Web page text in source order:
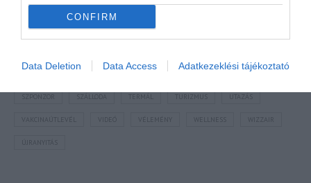
CONFIRM
Data Deletion Data Access Adatkezeklési tájékoztató
HÍREK KARANTÉN KORONAVÍRUS KÍNA LÉGIKÖZLEKEDÉS
MAGYARORSZÁG MAGYARUL MISKOLC
RYANAIR SZAKMAI CIKKEK
SZPONZOR SZÁLLODA TERMÁL TURIZMUS UTAZÁS
VAKCINAÚTLEVÉL WIZZAIR
ÚJRANYITÁS